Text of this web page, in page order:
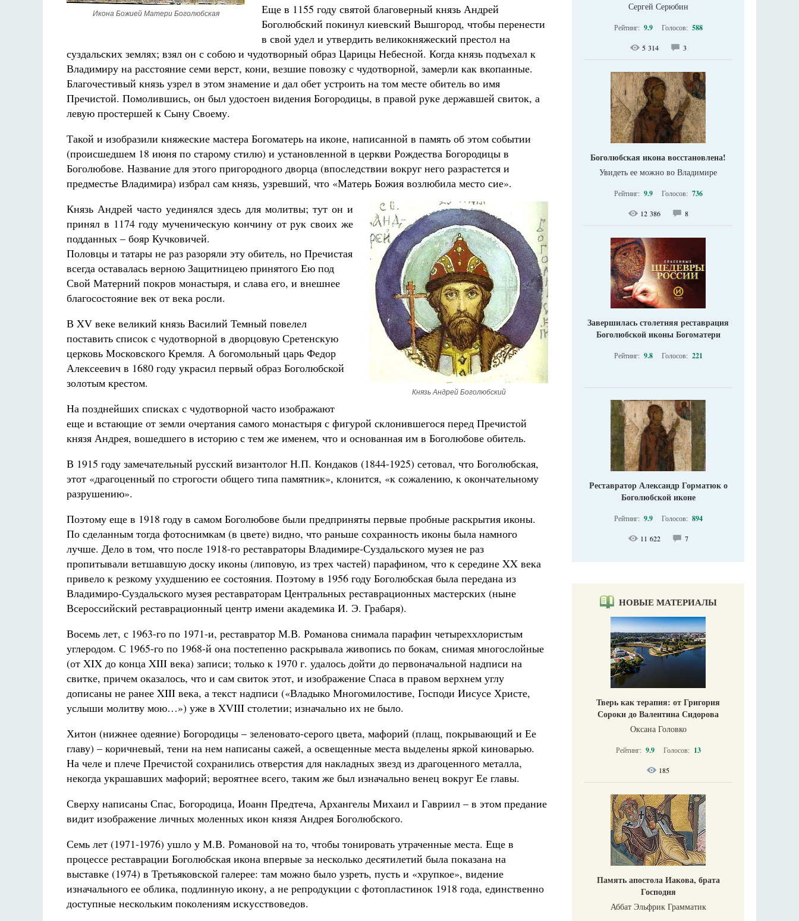
Икона Божией Матери Боголюбская
Еще в 1155 году святой благоверный князь Андрей
Боголюбский покинул киевский Вышгород, чтобы перенести
в свой удел и утвердить великокняжеский престол на
суздальских землях; взял он с собою и чудотворный образ Царицы Небесной. Когда князь подъехал к
Владимиру на расстояние семи верст, кони, везшие повозку с чудотворной, замерли как вкопанные.
Благочестивый князь узрел в этом знамение и дал обет устроить на том месте обитель во имя
Пречистой. Помолившись, он был удостоен видения Богородицы, в правой руке державшей свиток, а
левую простершей к Сыну Своему.
Такой и изобразили княжеские мастера Богоматерь на иконе, написанной в память об этом событии
(происшедшем 18 июня по старому стилю) и установленной в церкви Рождества Богородицы в
Боголюбове. Название для этого пригородного дворца (впоследствии вокруг него разрастется и
предместье Владимира) избрал сам князь, узревший, что «Матерь Божия возлюбила место сие».
Князь Андрей Боголюбский
Князь Андрей часто уединялся здесь для молитвы; тут он и
принял в 1174 году мученическую кончину от рук своих же
подданных – бояр Кучковичей.
Половцы и татары не раз разоряли эту обитель, но Пречистая
всегда оставалась верною Защитницею принятого Ею под
Свой Матерний покров монастыря, и слава его, и внешнее
благосостояние век от века росли.
В XV веке великий князь Василий Темный повелел
поставить список с чудотворной в дворцовую Сретенскую
церковь Московского Кремля. А богомольный царь Федор
Алексеевич в 1680 году украсил первый образ Боголюбской
золотым крестом.
На позднейших списках с чудотворной часто изображают
еще и встающие от земли очертания самого монастыря с фигурой склонившегося перед Пречистой
князя Андрея, вошедшего в историю с тем же именем, что и основанная им в Боголюбове обитель.
В 1915 году замечательный русский византолог Н.П. Кондаков (1844-1925) сетовал, что Боголюбская,
этот «драгоценный по строгости общего типа памятник», клонится, «к сожалению, к окончательному
разрушению».
Поэтому еще в 1918 году в самом Боголюбове были предприняты первые пробные раскрытия иконы.
По сделанным тогда фотоснимкам (в цвете) видно, что раньше сохранность иконы была намного
лучше. Дело в том, что после 1918-го реставраторы Владимире-Суздальского музея не раз
пропитывали ветшавшую доску иконы (липовую, из трех частей) парафином, что к середине XX века
привело к резкому ухудшению ее состояния. Поэтому в 1956 году Боголюбская была передана из
Владимиро-Суздальского музея реставраторам Центральных реставрационных мастерских (ныне
Всероссийский реставрационный центр имени академика И. Э. Грабаря).
Восемь лет, с 1963-го по 1971-и, реставратор М.В. Романова снимала парафин четыреххлористым
углеродом. С 1965-го по 1968-й она постепенно раскрывала живопись по бокам, снимая многослойные
(от XIX до конца XIII века) записи; только к 1970 г. удалось дойти до первоначальной надписи на
свитке, причем оказалось, что и сам свиток этот, и изображение Спаса в правом верхнем углу
дописаны не ранее XIII века, а текст надписи («Владыко Многомилостиве, Господи Иисусе Христе,
услыши молитву мою…») уже в XVIII столетии; изначально их не было.
Хитон (нижнее одеяние) Богородицы – зеленовато-серого цвета, мафорий (плащ, покрывающий и Ее
главу) – коричневый, тени на нем написаны сажей, а освещенные места выделены яркой киноварью.
На челе и плече Пречистой сохранились отверстия для накладных звезд из драгоценного металла,
некогда украшавших мафорий; вероятнее всего, таким же был изначально венец вокруг Ее главы.
Сверху написаны Спас, Богородица, Иоанн Предтеча, Архангелы Михаил и Гавриил – в этом предание
видит изображение личных моленных икон князя Андрея Боголюбского.
Семь лет (1971-1976) ушло у М.В. Романовой на то, чтобы тонировать утраченные места. Еще в
процессе реставрации Боголюбская икона впервые за несколько десятилетий была показана на
выставке (1974) в Третьяковской галерее: там можно было узреть, пусть и «хрупкое», видение
изначального ее облика, подлинную икону, а не репродукции с фотопластинок 1918 года, единственно
доступные нескольким поколениям искусствоведов.
Сергей Серюбин
Рейтинг: 9.9 Голосов: 588
5 314 3
Боголюбская икона восстановлена!
Увидеть ее можно во Владимире
Рейтинг: 9.9 Голосов: 736
12 386 8
Завершилась столетняя реставрация
Боголюбской иконы Богоматери
Рейтинг: 9.8 Голосов: 221
Реставратор Александр Горматюк о
Боголюбской иконе
Рейтинг: 9.9 Голосов: 894
11 622 7
НОВЫЕ МАТЕРИАЛЫ
Тверь как терапия: от Григория
Сороки до Валентина Сидорова
Оксана Головко
Рейтинг: 9.9 Голосов: 13
185
Память апостола Иакова, брата
Господня
Аббат Эльфрик Грамматик